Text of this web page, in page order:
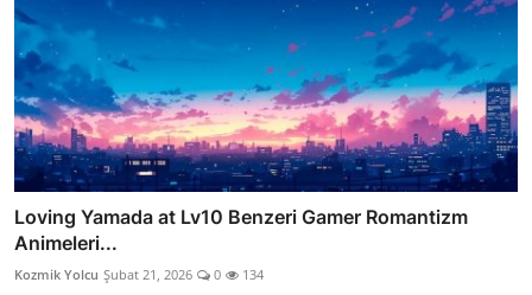
Loving Yamada at Lv10 Benzeri Gamer Romantizm
Animeleri...
Kozmik Yolcu Şubat 21, 2026 0 134